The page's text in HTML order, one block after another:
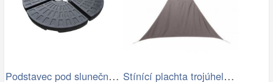
Podstavec pod slunečník Houseland Barx… Stínící plachta trojúhelník 3*3*3 m…